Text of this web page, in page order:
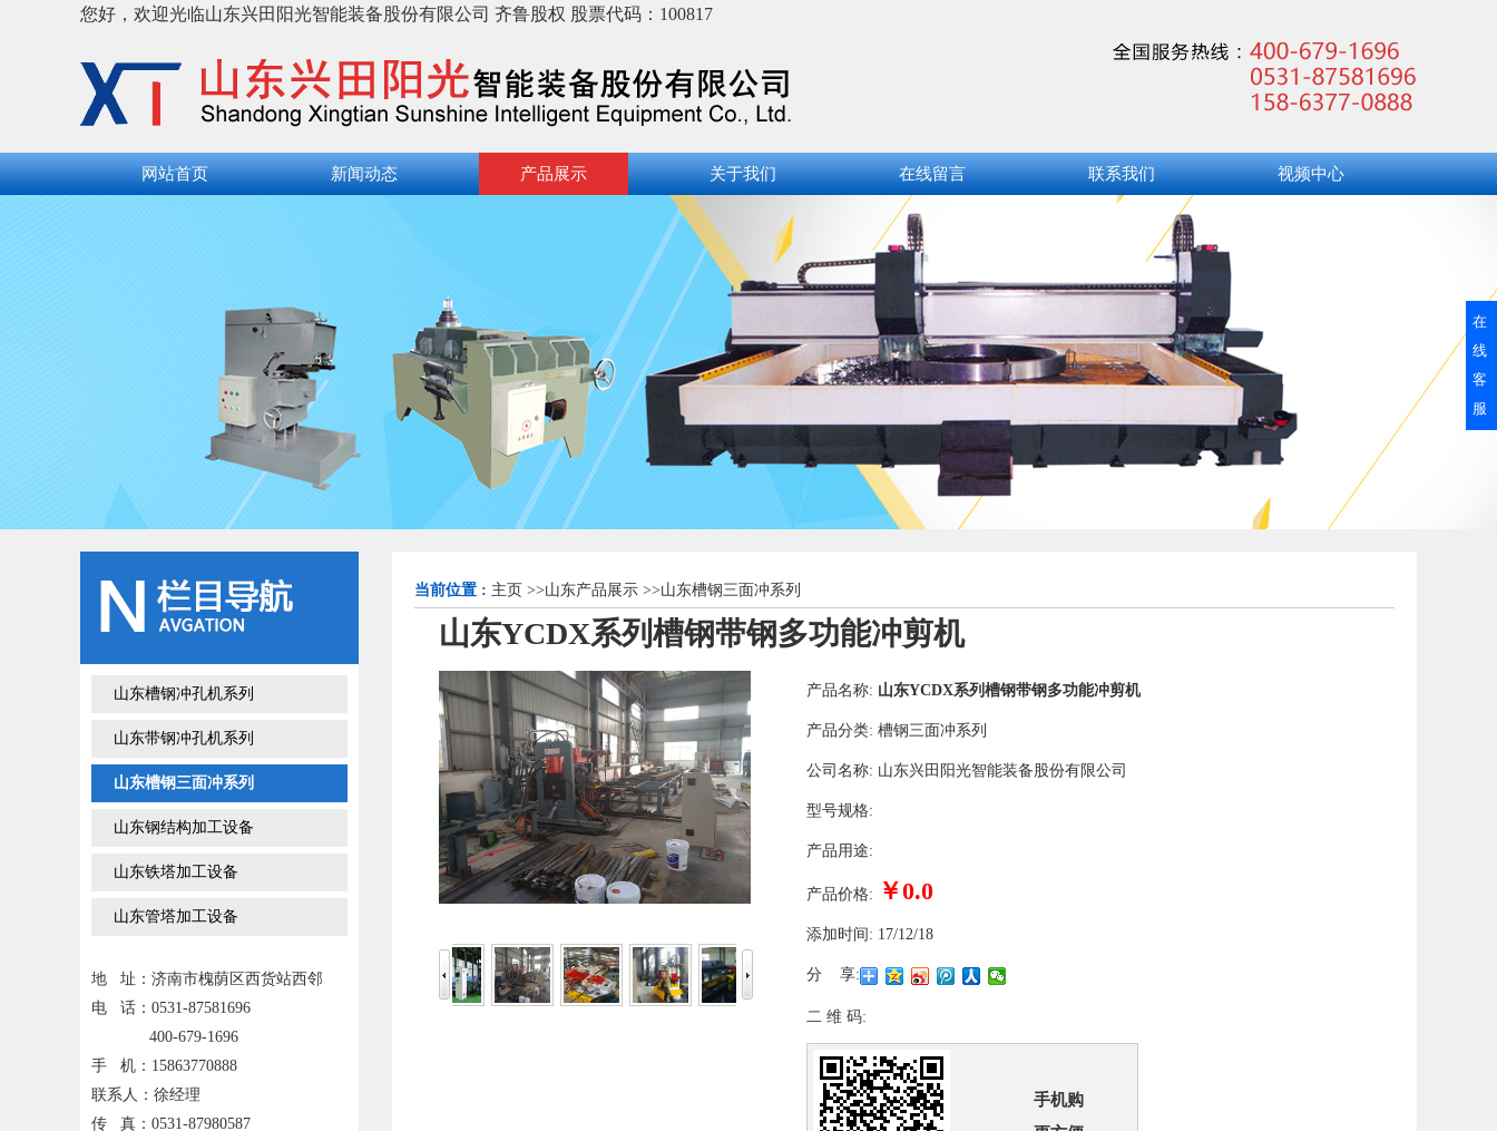
您好，欢迎光临山东兴田阳光智能装备股份有限公司 齐鲁股权 股票代码：100817
网站首页 新闻动态 产品展示 关于我们 在线留言 联系我们 视频中心
当前位置 : 主页 >>山东产品展示 >>山东槽钢三面冲系列
山东YCDX系列槽钢带钢多功能冲剪机
产品名称: 山东YCDX系列槽钢带钢多功能冲剪机
产品分类: 槽钢三面冲系列
公司名称: 山东兴田阳光智能装备股份有限公司
型号规格:
产品用途:
产品价格: ￥0.0
添加时间: 17/12/18
分 享:
二 维 码:
手机购
山东槽钢冲孔机系列
山东带钢冲孔机系列
山东槽钢三面冲系列
山东钢结构加工设备
山东铁塔加工设备
山东管塔加工设备
地 址：济南市槐荫区西货站西邻
电 话：0531-87581696
400-679-1696
手 机：15863770888
联系人：徐经理
传 真：0531-87980587
在
线
客
服